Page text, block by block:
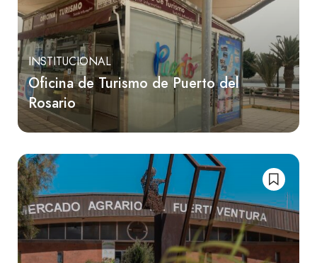
INSTITUCIONAL
Oficina de Turismo de Puerto del
Rosario